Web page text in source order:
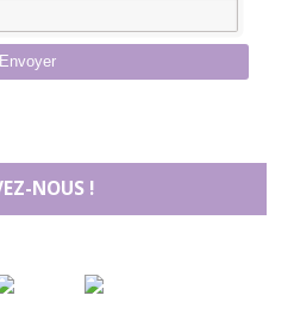
Envoyer
NOUS !